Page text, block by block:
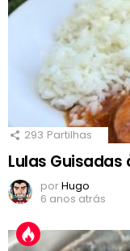
293 Partilhas
Lulas Guisadas
porHugo
6 anos atrás